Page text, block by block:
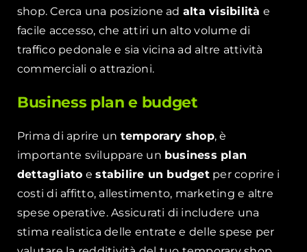
shop. Cerca una posizione ad alta visibilità e
facile accesso, che attiri un alto volume di
traffico pedonale e sia vicina ad altre attività
commerciali o attrazioni.
Business plan e budget
Prima di aprire un temporary shop, è
importante sviluppare un business plan
dettagliato estabilire un budgetper coprire i
costi di affitto, allestimento, marketing e altre
spese operative. Assicurati di includere una
stima realistica delle entrate e delle spese per